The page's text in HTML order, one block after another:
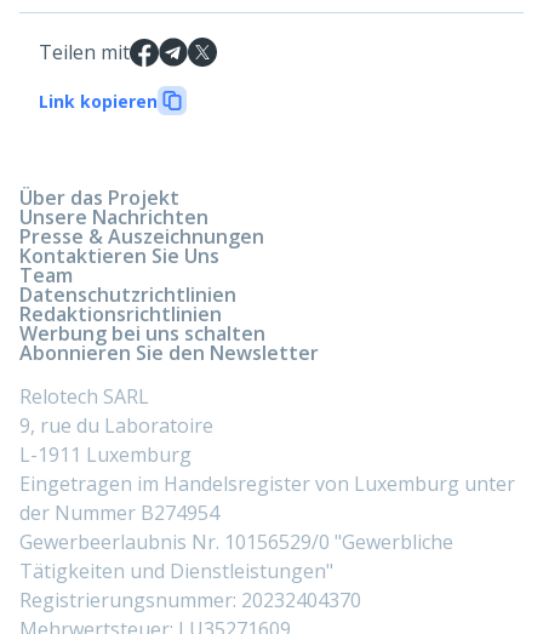
Teilen mit
Link kopieren
Über das Projekt
Unsere Nachrichten
Presse & Auszeichnungen
Kontaktieren Sie Uns
Team
Datenschutzrichtlinien
Redaktionsrichtlinien
Werbung bei uns schalten
Abonnieren Sie den Newsletter
Relotech SARL
9, rue du Laboratoire
L-1911 Luxemburg
Eingetragen im Handelsregister von Luxemburg unter
der Nummer B274954
Gewerbeerlaubnis Nr. 10156529/0 "Gewerbliche
Tätigkeiten und Dienstleistungen"
Registrierungsnummer: 20232404370